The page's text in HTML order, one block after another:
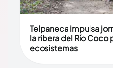
Telpaneca impulsa
la ribera del Río Coco
ecosistemas